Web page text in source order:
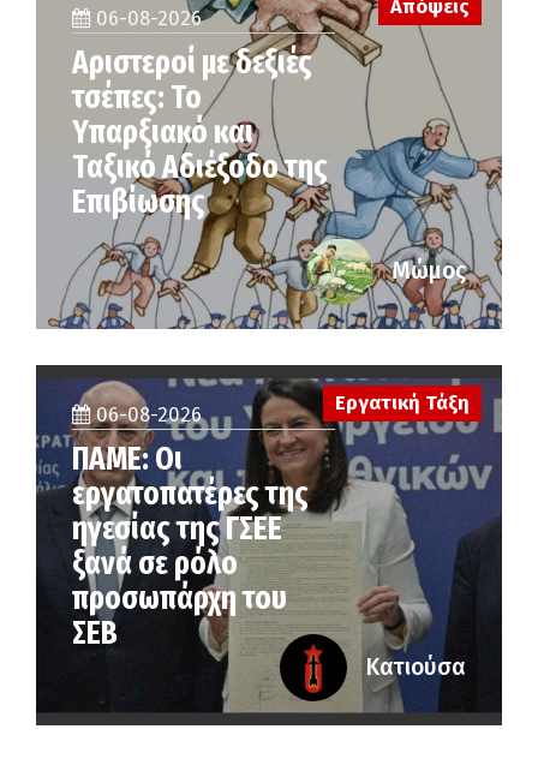
06-08-2026
Αριστεροί με δεξιές
τσέπες: Το
Υπαρξιακό και
Ταξικό Αδιέξοδο της
Επιβίωσης
Απόψεις
Μώμος
06-08-2026
ΠΑΜΕ: Οι
εργατοπατέρες της
ηγεσίας της ΓΣΕΕ
ξανά σε ρόλο
προσωπάρχη του
ΣΕΒ
Εργατική Τάξη
Κατιούσα